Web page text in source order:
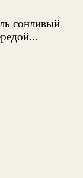
сонливый